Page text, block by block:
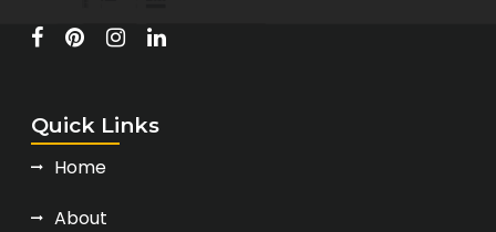
Quick Links
Home
About